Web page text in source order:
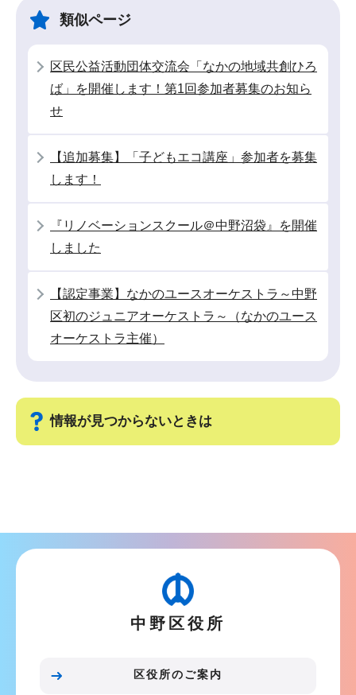
類似ページ
区民公益活動団体交流会「なかの地域共創ひろ
ば」を開催します！第1回参加者募集のお知ら
せ
【追加募集】「子どもエコ講座」参加者を募集
します！
『リノベーションスクール＠中野沼袋』を開催
しました
【認定事業】なかのユースオーケストラ～中野
区初のジュニアオーケストラ～（なかのユース
オーケストラ主催）
情報が見つからないときは
ゲ
中野区役所
区役所のご案内